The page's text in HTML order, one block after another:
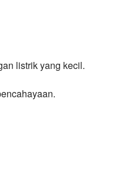
listrik yang kecil.